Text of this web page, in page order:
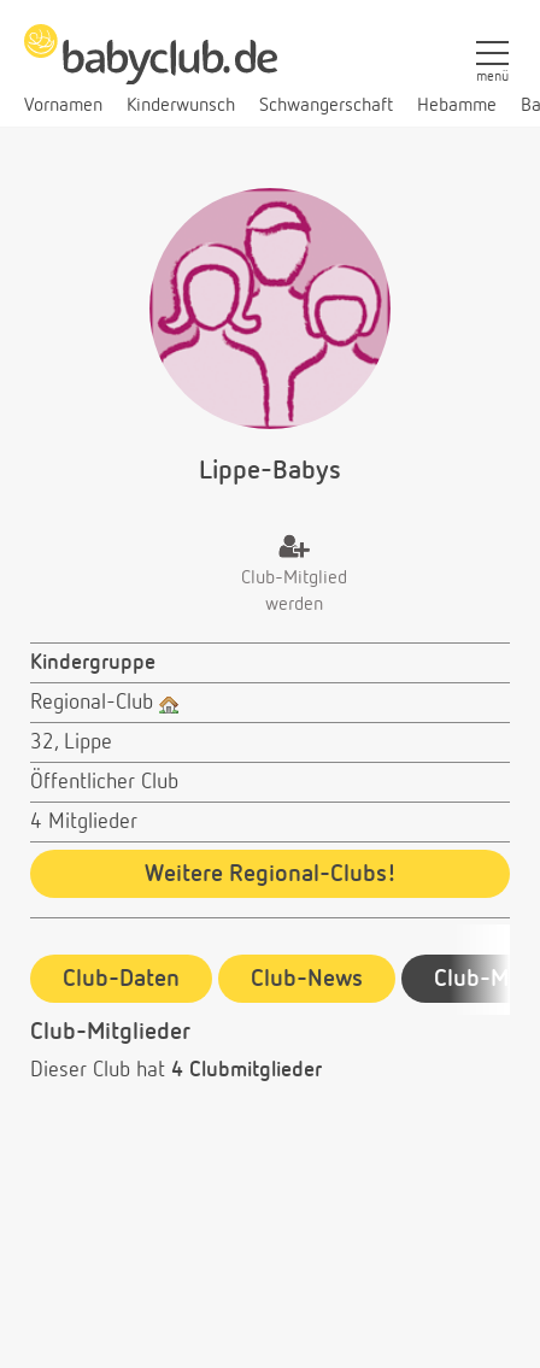
Vornamen Kinderwunsch Schwangerschaft Hebamme
menü
Lippe-Babys
Club-Mitglied
werden
Kindergruppe
Regional-Club
32, Lippe
Öffentlicher Club
4 Mitglieder
Weitere Regional-Clubs!
Club-Daten Club-News Club-
Club-Mitglieder
Dieser Club hat 4 Clubmitglieder